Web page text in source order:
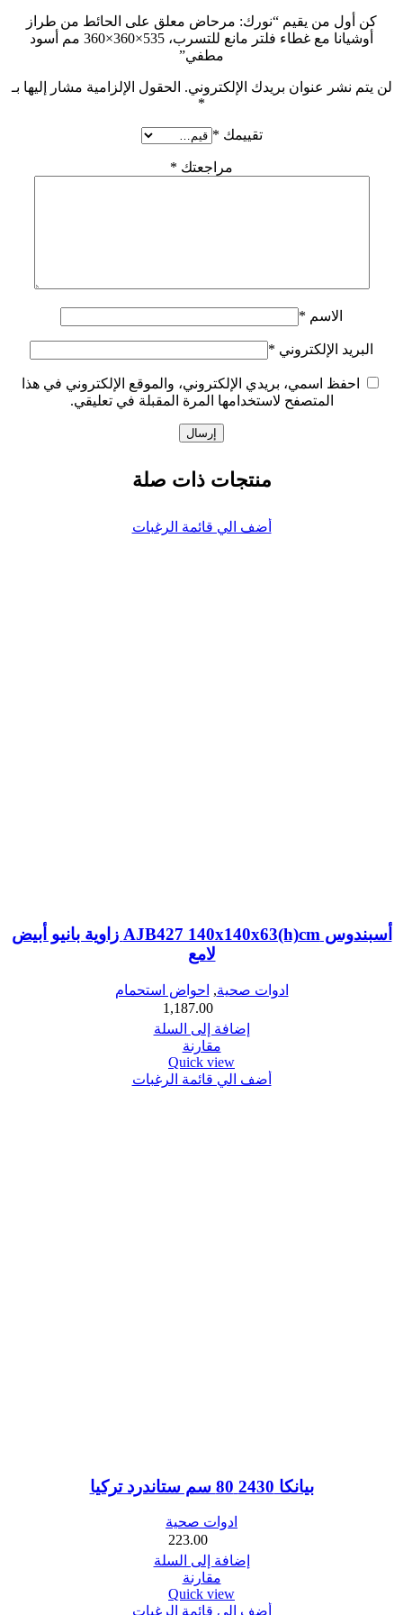
كن أول من يقيم “نورك: مرحاض معلق على الحائط من طراز
أوشيانا مع غطاء فلتر مانع للتسرب، 535×360×360 مم أسود
مطفي”
لن يتم نشر عنوان بريدك الإلكتروني. الحقول الإلزامية مشار إليها بـ
*
تقييمك *
مراجعتك *
الاسم *
البريد الإلكتروني *
احفظ اسمي، بريدي الإلكتروني، والموقع الإلكتروني في هذا
المتصفح لاستخدامها المرة المقبلة في تعليقي.
منتجات ذات صلة
أضف الي قائمة الرغبات
أسبندوس AJB427 140x140x63(h)cm زاوية بانيو أبيض
لامع
ادوات صحية, احواض استحمام
1,187.00
إضافة إلى السلة
مقارنة
Quick view
أضف الي قائمة الرغبات
بيانكا 2430 80 سم ستاندرد تركيا
ادوات صحية
223.00
إضافة إلى السلة
مقارنة
Quick view
أضف الي قائمة الرغبات